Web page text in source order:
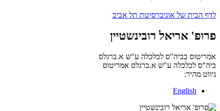
לדף הבית של אוניברסיטת תל אביב
פרופ' אריאל רובינשטיין
אמריטוס בביה"ס לכלכלה ע"ש א.ברגלס
ביה"ס לכלכלה ע"ש א.ברגלס אמריטוס
ניווט מהיר:
English